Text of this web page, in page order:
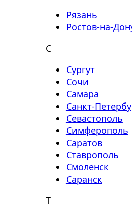
Рязань
Ростов-на-
С
Сургут
Сочи
Самара
Санкт-
Севастополь
Симферополь
Саратов
Ставрополь
Смоленск
Саранск
Т